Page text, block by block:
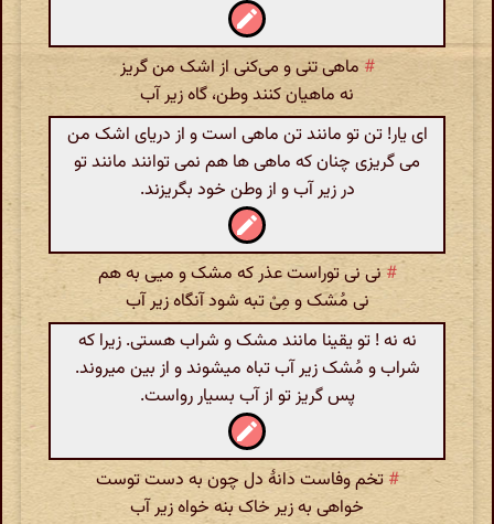
#ماهی تنی و می‌کنی از اشک من گریز
نه ماهیان کنند وطن، گاه زیر آب
ای یار! تن تو مانند تن ماهی است و از دریای اشک من
می گریزی چنان که ماهی ها هم نمی توانند مانند تو
در زیر آب و از وطن خود بگریزند.
#نی نی توراست عذر که مشک و میی به هم
نی مُشک و مِیْ تبه شود آنگاه زیر آب
نه نه ! تو یقینا مانند مشک و شراب هستی. زیرا که
شراب و مُشک زیر آب تباه میشوند و از بین میروند.
پس گریز تو از آب بسیار رواست.
# تخم وفاست دانهٔ دل چون به دست توست
خواهی به زیر خاک بنه خواه زیر آب